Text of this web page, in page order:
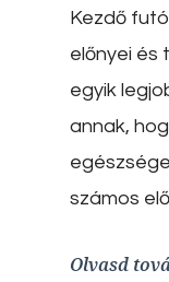
Kezdő
előnyei és
egyik
annak,
számos
Olvasd